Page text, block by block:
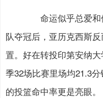
命运似乎总爱和
队夺冠后，亚历克西斯
置。好在转投印第安纳
季32场比赛里场均21.3
的投篮命中率更是亮眼。